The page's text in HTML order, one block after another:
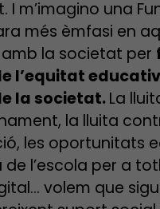
I m’imagino una
més èmfasi en
la societat per
l’equitat
la societat.La
la lluita
les oportunitats
de l’escola per a
volem que